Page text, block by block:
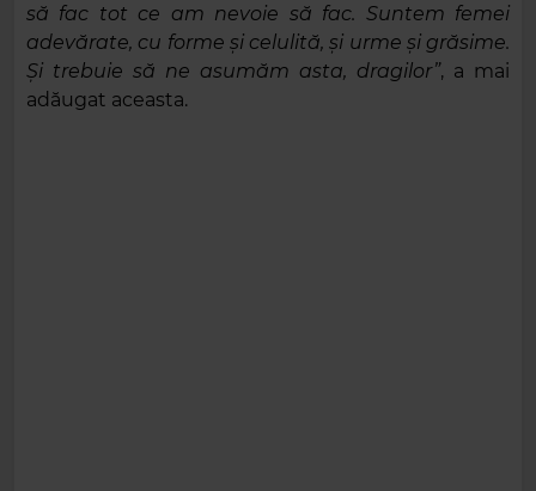
să fac tot ce am nevoie să fac. Suntem femei
adevărate, cu forme și celulită, și urme și grăsime.
Și trebuie să ne asumăm asta, dragilor”, a mai
adăugat aceasta.